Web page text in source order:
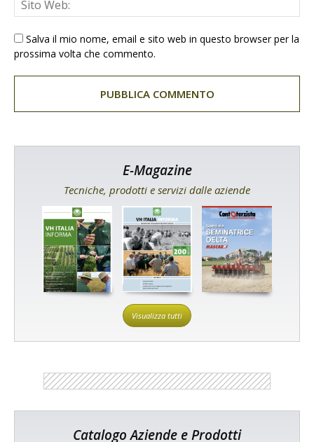
Salva il mio nome, email e sito web in questo browser per la
prossima volta che commento.
E-Magazine
Tecniche, prodotti e servizi dalle aziende
Visualizza tutti
Catalogo Aziende e Prodotti